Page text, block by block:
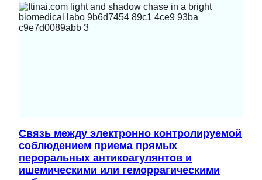
Связь между электронно контролируемой
соблюдением приема прямых
пероральных антикоагулянтов и
ишемическими или геморрагическими